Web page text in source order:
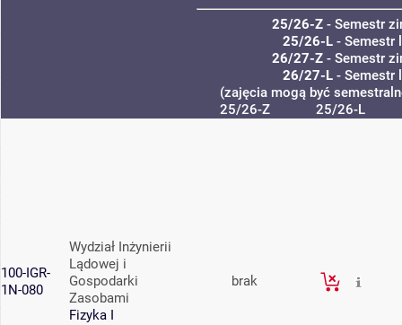
25/26-Z - Semestr
25/26-L - Semestr
26/27-Z - Semestr
26/27-L - Semestr
(zajęcia mogą być
25/26-Z
25/26-L
100-IGR-
1N-080
Wydział Inżynierii
Lądowej i
Gospodarki
Zasobami
Fizyka I
brak